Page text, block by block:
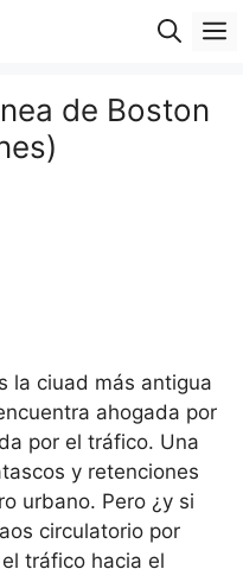
de Boston
la ciuad más antigua
ahogada por
por el tráfico. Una
y retenciones
urbano. Pero ¿y si
circulatorio por
tráfico hacia el